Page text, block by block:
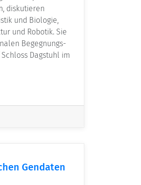
diskutieren
und Biologie,
und Robotik. Sie
Begegnungs-
Dagstuhl im
Gendaten